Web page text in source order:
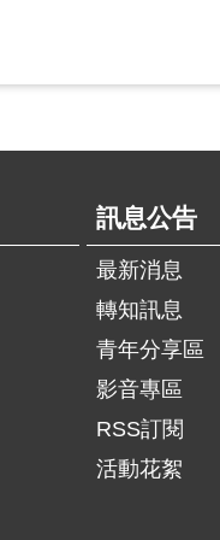
訊息公告
最新消息
轉知訊息
青年分享區
影音專區
RSS訂閱
活動花絮